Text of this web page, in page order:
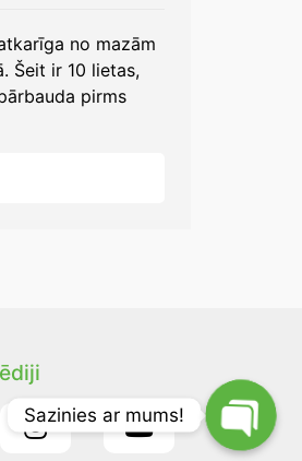
no mazām
Šeit ir 10 lietas,
pirms
Sazinies ar mums!